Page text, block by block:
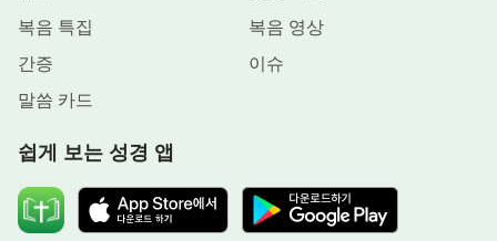
복음 특집
복음 영상
간증
이슈
말씀 카드
쉽게 보는 성경 앱